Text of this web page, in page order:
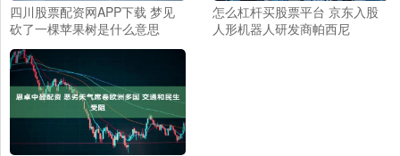
四川股票配资网APP下载 梦见
砍了一棵苹果树是什么意思
怎么杠杆买股票平台 京东入股
人形机器人研发商帕西尼